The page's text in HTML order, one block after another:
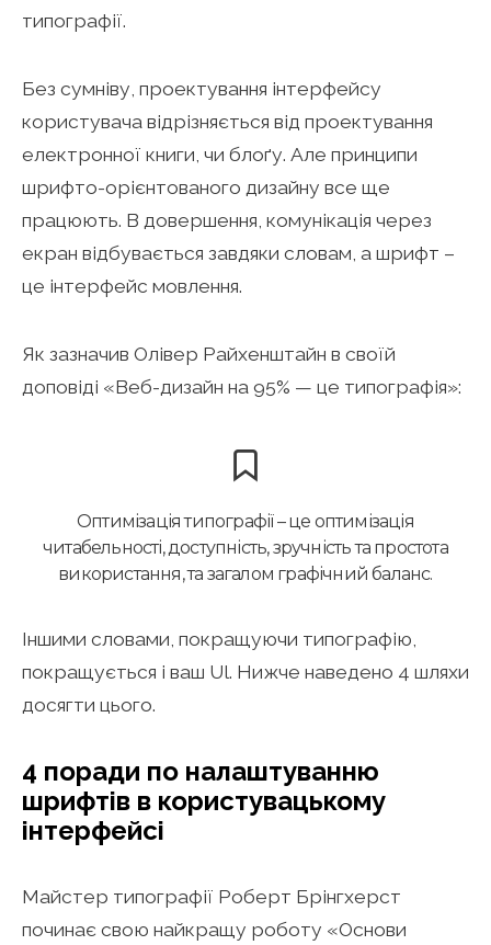
типографії.
Без сумніву, проектування інтерфейсу
користувача відрізняється від проектування
електронної книги, чи блоґу. Але принципи
шрифто-орієнтованого дизайну все ще
працюють. В довершення, комунікація через
екран відбувається завдяки словам, а шрифт –
це інтерфейс мовлення.
Як зазначив Олівер Райхенштайн в своїй
доповіді «Веб-дизайн на 95% — це типографія»:
Оптимізація типографії – це оптимізація
читабельності, доступність, зручність та простота
використання, та загалом графічний баланс.
Іншими словами, покращуючи типографію,
покращується і ваш Ul. Нижче наведено 4 шляхи
досягти цього.
4 поради по налаштуванню
шрифтів в користувацькому
інтерфейсі
Майстер типографії Роберт Брінгхерст
починає свою найкращу роботу «Основи